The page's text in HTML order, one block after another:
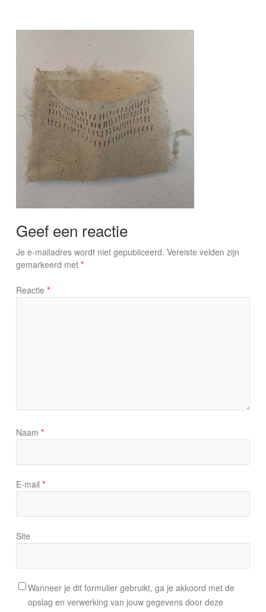
Geef een reactie
Je e-mailadres wordt niet gepubliceerd. Vereiste velden zijn
gemarkeerd met *
Reactie *
Naam *
E-mail *
Site
Wanneer je dit formulier gebruikt, ga je akkoord met de
opslag en verwerking van jouw gegevens door deze